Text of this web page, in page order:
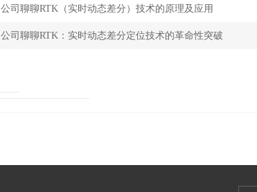
司聊聊RTK（实时动态差分）技术的原理及应用
司聊聊RTK：实时动态差分定位技术的革命性突破